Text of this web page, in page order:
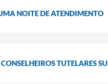
NOITE DE ATENDIMENTO
TUTELARES